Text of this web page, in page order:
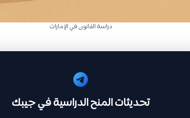
دراسة القانون في الإمارات
تحديثات المنح الدراسية في جيبك